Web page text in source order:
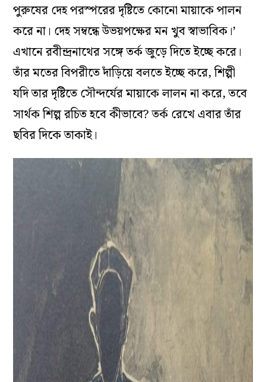
পুরুষের দেহ পরস্পরের দৃষ্টিতে কোনো মায়াকে পালন
করে না। দেহ সম্বন্ধে উভয়পক্ষের মন খুব স্বাভাবিক।’
এখানে রবীন্দ্রনাথের সঙ্গে তর্ক জুড়ে দিতে ইচ্ছে করে।
তাঁর মতের বিপরীতে দাঁড়িয়ে বলতে ইচ্ছে করে, শিল্পী
যদি তার দৃষ্টিতে সৌন্দর্যের মায়াকে লালন না করে, তবে
সার্থক শিল্প রচিত হবে কীভাবে? তর্ক রেখে এবার তাঁর
ছবির দিকে তাকাই।